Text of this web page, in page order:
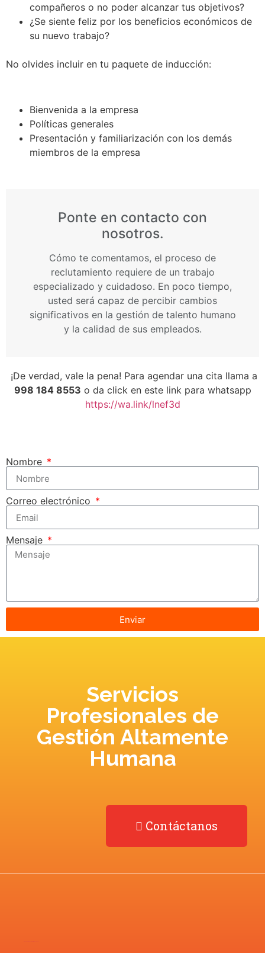
compañeros o no poder alcanzar tus objetivos?
¿Se siente feliz por los beneficios económicos de
su nuevo trabajo?
No olvides incluir en tu paquete de inducción:
Bienvenida a la empresa
Políticas generales
Presentación y familiarización con los demás
miembros de la empresa
Ponte en contacto con
nosotros.
Cómo te comentamos, el proceso de
reclutamiento requiere de un trabajo
especializado y cuidadoso. En poco tiempo,
usted será capaz de percibir cambios
significativos en la gestión de talento humano
y la calidad de sus empleados.
¡De verdad, vale la pena! Para agendar una cita llama a
998 184 8553 o da click en este link para whatsapp
https://wa.link/lnef3d
Nombre
Correo electrónico
Mensaje
Enviar
Servicios
Profesionales de
Gestión Altamente
Humana
Contáctanos